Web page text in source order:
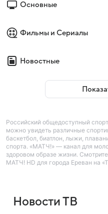
Основные
Фильмы и Сериалы
Новостные
Российский общедоступный
можно увидеть различные
баскетбол, биатлон, лыжи,
спорта. «МАТЧ!» — канал для
здоровом образе жизни.
МАТЧ! HD для города Ереван на
Новости ТВ